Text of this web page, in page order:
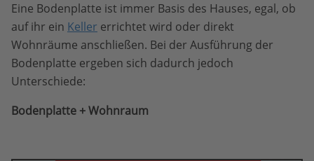
Eine Bodenplatte ist immer Basis des Hauses, egal, ob
auf ihr ein Keller errichtet wird oder direkt
Wohnräume anschließen. Bei der Ausführung der
Bodenplatte ergeben sich dadurch jedoch
Unterschiede:
Bodenplatte + Wohnraum